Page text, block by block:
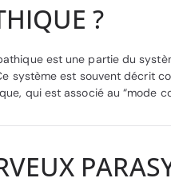
?
est une partie du
système est souvent décrit
qui est associé au “mode